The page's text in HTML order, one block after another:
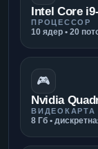
Intel Core
ПРОЦЕССОР
10 ядер • 20
🎮
Nvidia
ВИДЕОКАРТА
8 Гб •